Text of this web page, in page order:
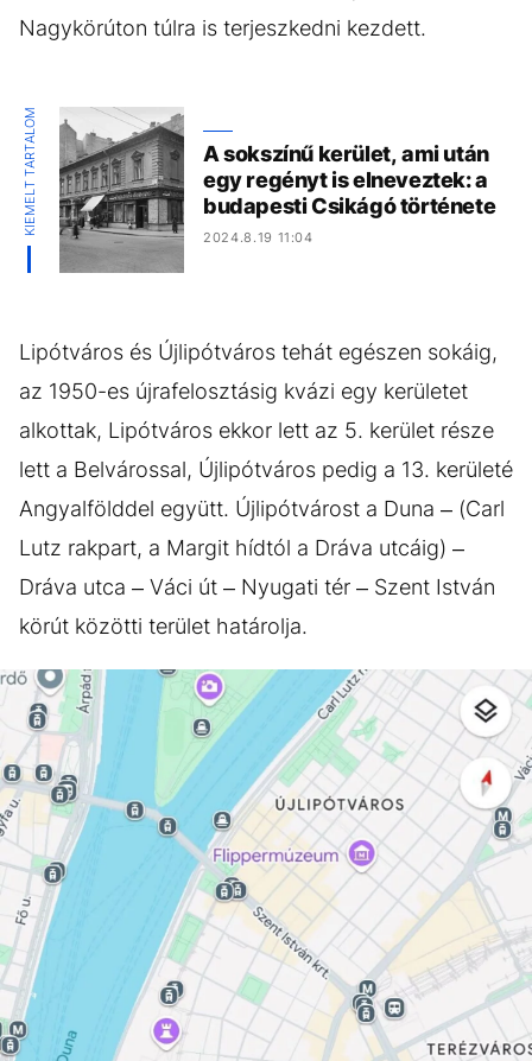
Nagykörúton túlra is terjeszkedni kezdett.
KIEMELT TARTALOM
A sokszínű kerület, ami után
egy regényt is elneveztek: a
budapesti Csikágó története
2024.8.19 11:04
Lipótváros és Újlipótváros tehát egészen sokáig,
az 1950-es újrafelosztásig kvázi egy kerületet
alkottak, Lipótváros ekkor lett az 5. kerület része
lett a Belvárossal, Újlipótváros pedig a 13. kerületé
Angyalfölddel együtt. Újlipótvárost a Duna – (Carl
Lutz rakpart, a Margit hídtól a Dráva utcáig) –
Dráva utca – Váci út – Nyugati tér – Szent István
körút közötti terület határolja.